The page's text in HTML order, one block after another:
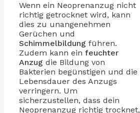
Wenn ein Neoprenanzug nicht
richtig getrocknet wird, kann
dies zu unangenehmen
Gerüchen und
Schimmelbildung führen.
Zudem kann ein feuchter
Anzug die Bildung von
Bakterien begünstigen und die
Lebensdauer des Anzugs
verringern. Um
sicherzustellen, dass dein
Neoprenanzug richtig trocknet,